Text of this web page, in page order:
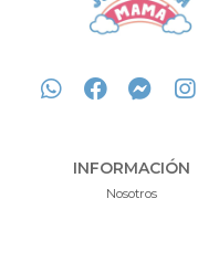
INFORMACIÓN
Nosotros